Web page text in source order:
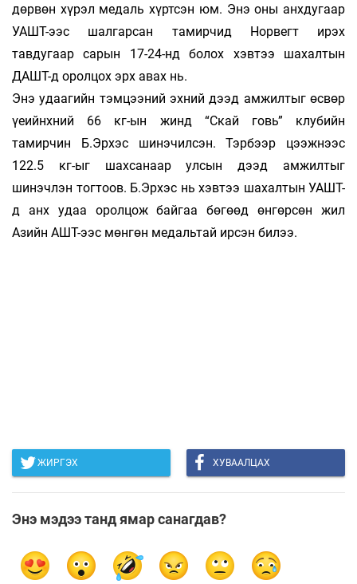
дөрвөн хүрэл медаль хүртсэн юм. Энэ оны анхдугаар
УАШТ-ээс шалгарсан тамирчид Норвегт ирэх
тавдугаар сарын 17-24-нд болох хэвтээ шахалтын
ДАШТ-д оролцох эрх авах нь.
Энэ удаагийн тэмцээний эхний дээд амжилтыг өсвөр
үеийнхний 66 кг-ын жинд “Скай говь” клубийн
тамирчин Б.Эрхэс шинэчилсэн. Тэр­бээр цээжнээс
122.5 кг-ыг шахсанаар улсын дээд амжилтыг
шинэчлэн тогтоов. Б.Эрхэс нь хэвтээ шахалтын УАШТ-
д анх удаа оролцож байгаа бөгөөд өнгөрсөн жил
Азийн АШТ-ээс мөнгөн медальтай ирсэн билээ.
ЖИРГЭХ ХУВААЛЦАХ
Энэ мэдээ танд ямар санагдав?